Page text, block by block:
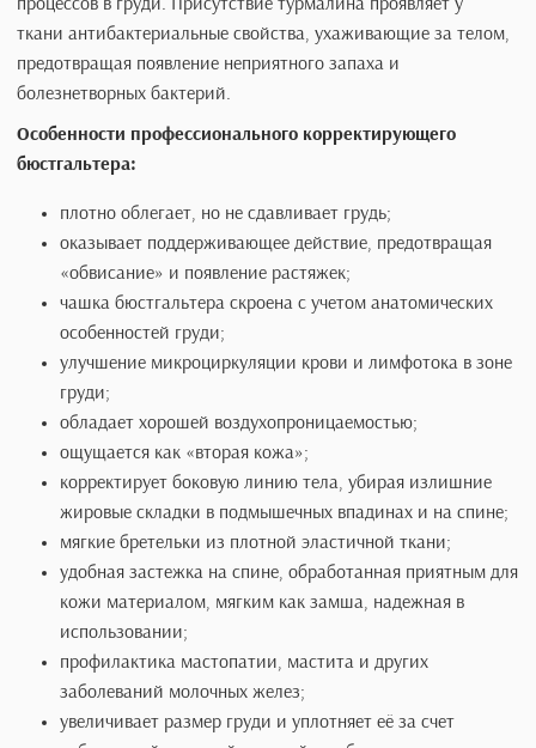
женщин, а повышает упругость в 100% случаев.
Плотно прилегая к телу, корректирующий бюстгальтер
сдавливает грудь, а поддерживает и корректирует её
Это способствует так же правильному кровоснабжению
области бюста, что в свою очередь, является
Ткань с особым шестигранным плетением в виде сот
биоактивное действие (биорезонанс) для улучшения
капиллярного кровообращения, предупреждения
процессов в груди. Присутствие турмалина проявляет у
ткани антибактериальные свойства, ухаживающие за
предотвращая появление неприятного запаха и
болезнетворных бактерий.
Особенности профессионального корректирующего
бюстгальтера:
плотно облегает, но не сдавливает грудь;
оказывает поддерживающее действие,
«обвисание» и появление растяжек;
чашка бюстгальтера скроена с учетом
особенностей груди;
улучшение микроциркуляции крови и лимфотока в